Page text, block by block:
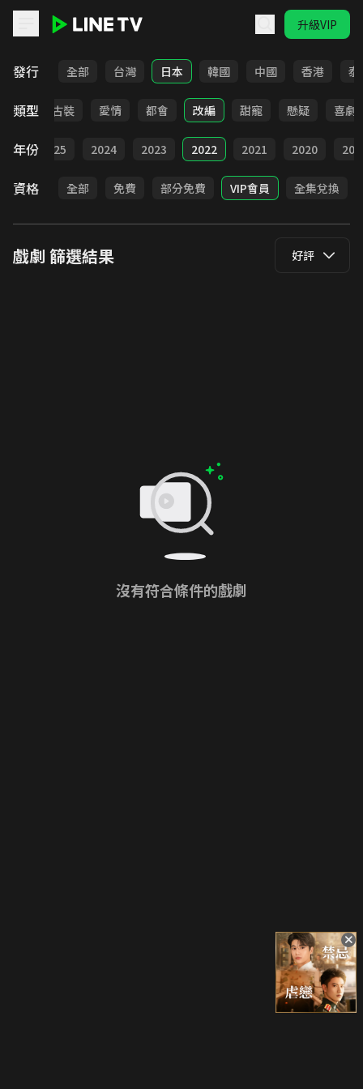
升級VIP
發行 全部 台灣 日本 韓國 中國 香港 泰
類型
家庭 古裝 愛情 都會 改編 甜寵 懸疑 喜劇
年份 2025 2024 2023 2022 2021 2020
資格 全部 免費 部分免費 VIP會員 全集兌換
戲劇 篩選結果 好評
沒有符合條件的戲劇